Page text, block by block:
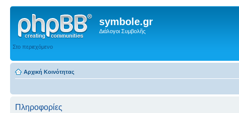
symbole.gr
Διάλογοι Συμβολῆς
Στο περιεχόμενο
Αρχική Κοινότητας
Πληροφορίες